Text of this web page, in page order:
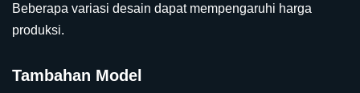
Beberapa variasi desain dapat mempengaruhi harga
produksi.
Tambahan Model